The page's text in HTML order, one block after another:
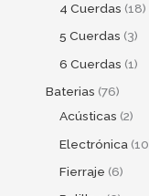
4 Cuerdas 18
5 Cuerdas 3
6 Cuerdas 1
Baterias 76
Acústicas 2
Electrónica 10
Fierraje 6